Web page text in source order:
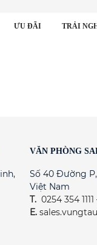
ƯU ĐÃI TRẢI
VĂN PHÒNG
Số 40 Đường
Việt Nam
T. 0254 354
E.